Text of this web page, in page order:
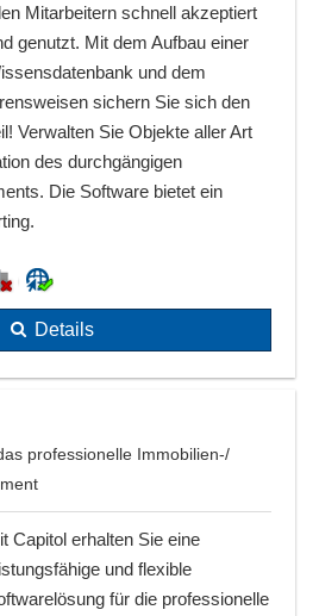
Mitarbeitern schnell akzeptiert
genutzt. Mit dem Aufbau einer
und dem
sichern Sie sich den
Verwalten Sie Objekte aller Art
des durchgängigen
Die Software bietet ein
Details
professionelle Immobilien-/
Capitol erhalten Sie eine
und flexible
für die professionelle